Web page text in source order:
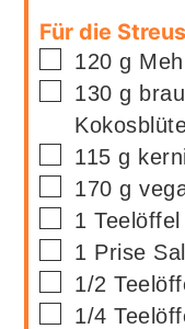
Für die
▢
120 g
▢
130 g
▢
115 g
▢
170 g
▢
1 Teelöffel
▢
1 Prise
▢
1/2
▢
1/4